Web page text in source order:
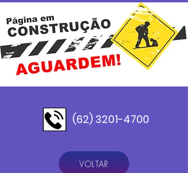
(62) 3201-4700
VOLTAR